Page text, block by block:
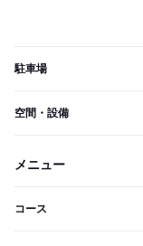
駐車場
空間・設備
メニュー
コース